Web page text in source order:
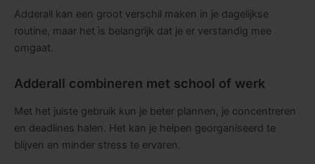
Adderall kan een groot verschil maken in je dagelijkse
routine, maar het is belangrijk dat je er verstandig mee
omgaat.
Adderall combineren met school of werk
Met het juiste gebruik kun je beter plannen, je concentreren
en deadlines halen. Het kan je helpen georganiseerd te
blijven en minder stress te ervaren.